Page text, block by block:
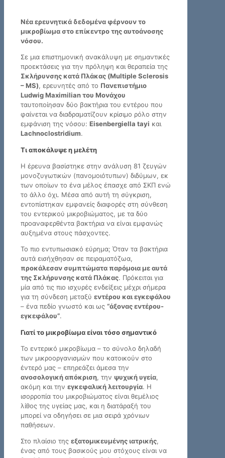
Νέα ερευνητικά δεδομένα φέρνουν το
μικροβίωμα στο επίκεντρο της αυτοάνοσης
νόσου.
Σε μια επιστημονική ανακάλυψη με σημαντικές
προεκτάσεις για την πρόληψη και θεραπεία της
Σκλήρυνσης κατά Πλάκας (Multiple Sclerosis
– MS), ερευνητές από το Πανεπιστήμιο
Ludwig Maximilian του Μονάχου
ταυτοποίησαν δύο βακτήρια του εντέρου που
φαίνεται να διαδραματίζουν κρίσιμο ρόλο στην
εμφάνιση της νόσου: Eisenbergiella tayi και
Lachnoclostridium.
Τι αποκάλυψε η μελέτη
Η έρευνα βασίστηκε στην ανάλυση 81 ζευγών
μονοζυγωτικών (πανομοιότυπων) διδύμων, εκ
των οποίων το ένα μέλος έπασχε από ΣΚΠ ενώ
το άλλο όχι. Μέσα από αυτή τη σύγκριση,
εντοπίστηκαν εμφανείς διαφορές στη σύνθεση
του εντερικού μικροβιώματος, με τα δύο
προαναφερθέντα βακτήρια να είναι εμφανώς
αυξημένα στους πάσχοντες.
Το πιο εντυπωσιακό εύρημα; Όταν τα βακτήρια
αυτά εισήχθησαν σε πειραματόζωα,
προκάλεσαν συμπτώματα παρόμοια με αυτά
της Σκλήρυνσης κατά Πλάκας. Πρόκειται για
μία από τις πιο ισχυρές ενδείξεις μέχρι σήμερα
για τη σύνδεση μεταξύ εντέρου και εγκεφάλου
– ένα πεδίο γνωστό και ως “άξονας εντέρου-
εγκεφάλου”.
Γιατί το μικροβίωμα είναι τόσο σημαντικό
Το εντερικό μικροβίωμα – το σύνολο δηλαδή
των μικροοργανισμών που κατοικούν στο
έντερό μας – επηρεάζει άμεσα την
ανοσολογική απόκριση, την ψυχική υγεία,
ακόμη και την εγκεφαλική λειτουργία. Η
ισορροπία του μικροβιώματος είναι θεμέλιος
λίθος της υγείας μας, και η διατάραξή του
μπορεί να οδηγήσει σε μια σειρά χρόνιων
παθήσεων.
Στο πλαίσιο της εξατομικευμένης ιατρικής,
ένας από τους βασικούς μου στόχους είναι να